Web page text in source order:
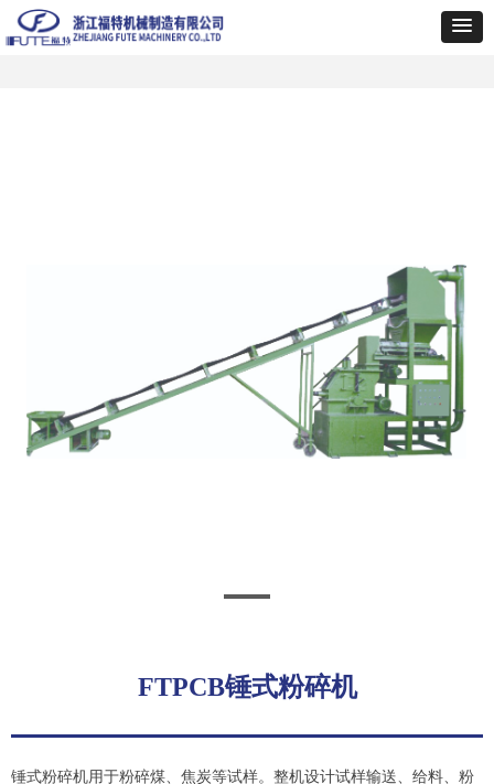
FTPCB锤式粉碎机
锤式粉碎机用于粉碎煤、焦炭等试样。整机设计试样输送、给料、粉